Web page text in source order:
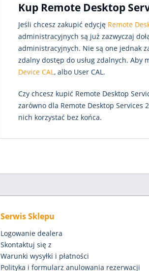
Kup Remote Desktop
Jeśli chcesz zakupić edycję Remote
administracyjnych są już zazwyczaj
administracyjnych. Nie są one jednak
zdalny dostęp do usług zdalnych. Aby
Device CAL, albo User CAL.
Czy chcesz kupić Remote Desktop
zarówno dla Remote Desktop
nich korzystać bez końca.
Serwis Sklepu
Logowanie dealera
Skontaktuj się z
Warunki wysyłki i płatności
Polityka i formularz anulowania rezerwacji